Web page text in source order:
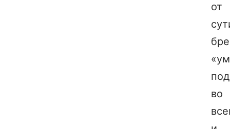
от
во